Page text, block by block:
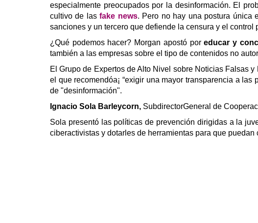
especialmente preocupados por la desinformación. El
cultivo de lasfake news. Pero no hay una postura única
sanciones y un tercero que defiende la censura y el control
¿Qué podemos hacer? Morgan apostó poreducar y
también a las empresas sobre el tipo de contenidos no
El Grupo de Expertos de Alto Nivel sobre Noticias Falsas
el que recomendóa¡ “exigir una mayor transparencia a
de "desinformación".
Ignacio Sola Barleycorn, SubdirectorGeneral de
Sola presentó las políticas de prevención dirigidas a la
ciberactivistas y dotarles de herramientas para que